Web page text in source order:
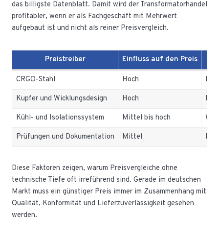
das billigste Datenblatt. Damit wird der Transformatorhandel
profitabler, wenn er als Fachgeschäft mit Mehrwert
aufgebaut ist und nicht als reiner Preisvergleich.
Preistreiber Einfluss auf den Preis
CRGO-Stahl Hoch
Kupfer und Wicklungsdesign Hoch
Kühl- und Isolationssystem Mittel bis hoch
Prüfungen und Dokumentation Mittel
Diese Faktoren zeigen, warum Preisvergleiche ohne
technische Tiefe oft irreführend sind. Gerade im deutschen
Markt muss ein günstiger Preis immer im Zusammenhang mit
Qualität, Konformität und Lieferzuverlässigkeit gesehen
werden.